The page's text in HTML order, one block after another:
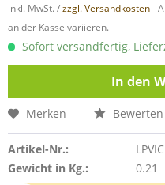
inkl. MwSt. /zzgl. Versandkosten-
an der Kasse variieren.
Sofort versandfertig,
In den
Merken Bewerten
Artikel-Nr.:
Gewicht in Kg.:
0.21